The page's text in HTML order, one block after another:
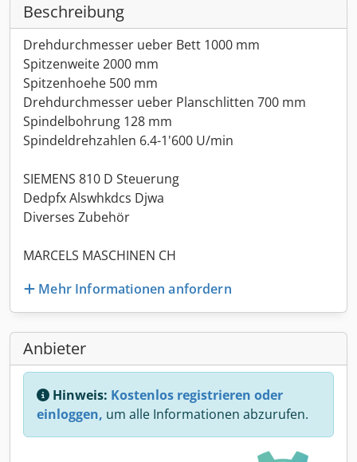
Beschreibung
Drehdurchmesser ueber Bett 1000 mm
Spitzenweite 2000 mm
Spitzenhoehe 500 mm
Drehdurchmesser ueber Planschlitten 700 mm
Spindelbohrung 128 mm
Spindeldrehzahlen 6.4-1'600 U/min
SIEMENS 810 D Steuerung
Dedpfx Alswhkdcs Djwa
Diverses Zubehör
MARCELS MASCHINEN CH
Mehr Informationen anfordern
Anbieter
Hinweis: Kostenlos registrieren oder
einloggen, um alle Informationen abzurufen.